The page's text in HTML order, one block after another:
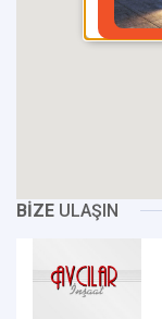
BİZE ULAŞIN